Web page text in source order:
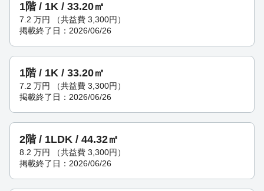
1階 / 1K / 33.20㎡
7.2 万円
（共益費 3,300円）
掲載終了日：2026/06/26
1階 / 1K / 33.20㎡
7.2 万円
（共益費 3,300円）
掲載終了日：2026/06/26
2階 / 1LDK / 44.32㎡
8.2 万円
（共益費 3,300円）
掲載終了日：2026/06/26